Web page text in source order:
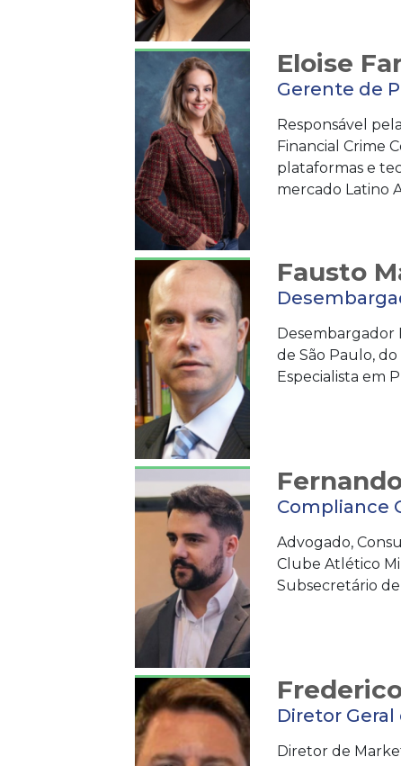
Eloise
Gerente de
Responsável
Financial Crime
plataformas e
mercado Latino
Fausto
Desembargador
de São Paulo,
Especialista em
Compliance
Advogado,
Clube Atlético
Subsecretário
Diretor
Diretor de